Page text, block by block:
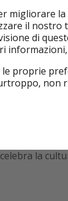
racconta la
negozi di
tutti molto
la
migliorare
il nostro
di
le proprie
non